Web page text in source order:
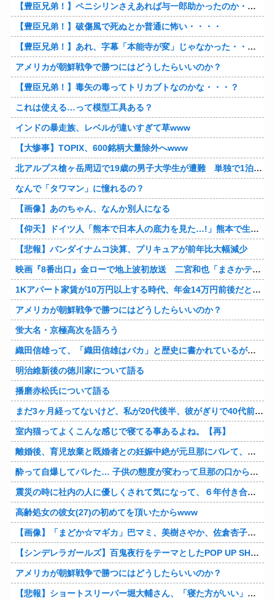
【豊臣兄弟！】ペニシリンさえあれば与一郎助かったのか・・・？
【豊臣兄弟！】破傷風で死ぬとか普通に怖い・・・・
【豊臣兄弟！】あれ、字幕「本能寺が変」じゃなかった・・・？
アメリカが朝鮮戦争で勝つにはどうしたらいいのか？
【豊臣兄弟！】毒矢の毒ってトリカブトなのかな・・・？
これは使える…って模型工具ある？
インドの暴走族、レベルが違いすぎて草www
【大惨事】TOPIX、600銘柄大量除外へwww
北アルプス槍ヶ岳周辺で19歳の男子大学生が遭難 単独で1泊2日の予定で入山も連絡取れず 警察が9日以降捜索予定
なんで「タワマン」に憧れるの？
【画像】あのちゃん、なんか別人になる
【仰天】ドイツ人「熊本で日本人の底力を見た…!」熊本で生まれて初めて震度7の大地震を経験したドイツ人。直後、日本人たちの行動に衝撃を受けてしまう…
【悲報】バンダイナムコ決算、プリキュアが前年比大幅減少
映画『8番出口』金ローで地上波初放送 二宮和也「まさかテレビにまで迷い込んでしまうとは」
1Kアパート家賃が10万円以上する時代、年金14万円前後だと賃貸の人は無理じゃね？
アメリカが朝鮮戦争で勝つにはどうしたらいいのか？
蛍大名・京極高次を語ろう
織田信雄って、「織田信雄はバカ」と歴史に書かれているが今まで家が残っているんでバカではないよな？
明治維新後の徳川家について語る
播磨赤松氏について語る
まだ3ヶ月経ってないけど、私が20代後半、彼がぎりで40代前半でＷ不倫中。計画している彼との二泊三日の旅行、早く行けるといいな♪
室内猫ってよくこんな感じで寝てる事あるよね。【再】
離婚後、育児放棄と既婚者との妊娠中絶が元旦那にバレて、養育費の支払いが止まった… 私が正社員で働くまで止めると言われてるけど、女として生きたいの。
酔って自爆してバレた… 子供の態度が変わって旦那の口から離婚って言葉が出て、急速に現実に引き戻されたっていうか、あー私本当にしちゃいけないことしてたんだなと思い知った。
震災の時に社内の人に優しくされて気になって、６年付き合った彼に別れを告げました。その時新たな好きな人に夢中で元彼はどうでもよく思えました。今ははっきり言って後悔してます…
高齢処女の彼女(27)の初めてを頂いたからwww
【画像】「まどか☆マギカ」巴マミ、美樹さやか、佐倉杏子エロすぎ放課後えんこーハメ撮りどぴゅどぴゅエチエチが最高すぎる❣
【シンデレラガールズ】百鬼夜行をテーマとしたPOP UP SHOPが東京・大阪にて開催
アメリカが朝鮮戦争で勝つにはどうしたらいいのか？
【悲報】ショートスリーパー堀大輔さん、「寝た方がいい」などと誹謗中傷され配信中に泣き出してしまう